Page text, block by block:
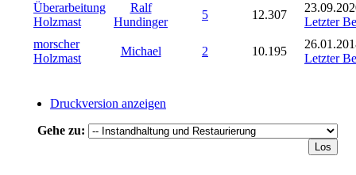
Überarbeitung
Holzmast
Ralf
Hundinger
5 12.307
Letzter
morscher
Holzmast
Michael 2 10.195
Letzter
Druckversion anzeigen
Gehe zu: